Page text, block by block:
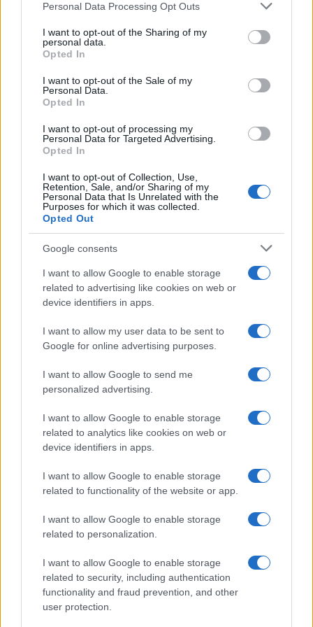
Please note that this website/app uses one or more Google
not limited to your visit or usage behaviour. You may click to
grant or deny consent to Google and its third-party tags to
use your data for below specified purposes in below Google
consent section.
Personal Data Processing Opt Outs
I want to opt-out of the Sharing of my
personal data.
Opted In
I want to opt-out of the Sale of my
Personal Data.
Opted In
I want to opt-out of processing my
Personal Data for Targeted Advertising.
Opted In
I want to opt-out of Collection, Use,
Retention, Sale, and/or Sharing of my
Personal Data that Is Unrelated with the
Purposes for which it was collected.
Opted Out
Google consents
I want to allow Google to enable storage
related to advertising like cookies on web or
device identifiers in apps.
I want to allow my user data to be sent to
Google for online advertising purposes.
I want to allow Google to send me
personalized advertising.
I want to allow Google to enable storage
related to analytics like cookies on web or
device identifiers in apps.
I want to allow Google to enable storage
related to functionality of the website or app.
I want to allow Google to enable storage
related to personalization.
I want to allow Google to enable storage
related to security, including authentication
functionality and fraud prevention, and other
user protection.
AUTORE
Giorgia Stromeo
Continua a leggere